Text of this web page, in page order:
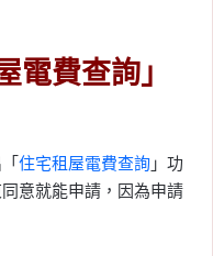
電費查詢」
住宅租屋電費查詢 」功
意就能申請，因為申請